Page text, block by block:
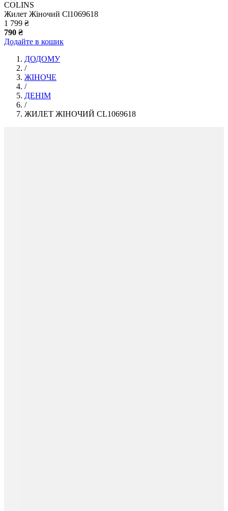
COLINS
Жилет Жіночий Cl1069618
1 799 ₴
790 ₴
Додайте в кошик
ДОДОМУ
/
ЖІНОЧЕ
/
ДЕНІМ
/
ЖИЛЕТ ЖІНОЧИЙ CL1069618